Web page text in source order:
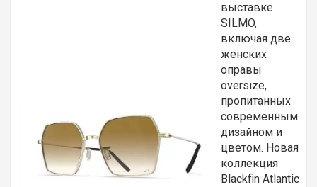
выставке
SILMO,
включая две
женских
оправы
oversize,
пропитанных
современным
дизайном и
цветом. Новая
коллекция
Blackfin Atlantic